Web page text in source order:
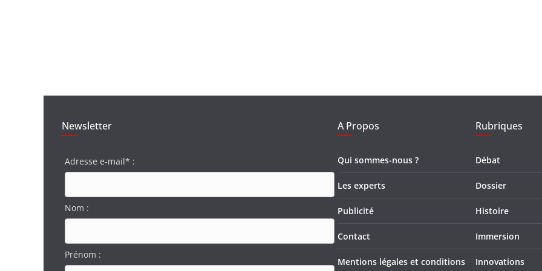
Newsletter
Adresse e-mail* :
Nom :
Prénom :
A Propos
Qui sommes-nous ?
Les experts
Publicité
Contact
Mentions légales et conditions
Rubriques
Débat
Dossier
Histoire
Immersion
Innovations